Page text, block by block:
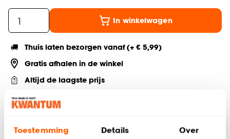
Toestemming Details Over
In winkelwagen
Thuis laten bezorgen vanaf (+ € 5,99)
Gratis afhalen in de winkel
Altijd de laagste prijs
Deel jouw product & volg ons op social